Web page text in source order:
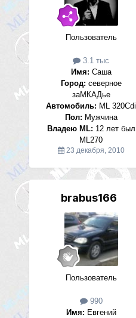
Пользователь
3.1 тыс
Имя: Саша
Город: северное
заМКАДье
Автомобиль: ML 320Cdi
Пол: Мужчина
Владею ML: 12 лет был
ML270
23 декабря, 2010
brabus166
Пользователь
990
Имя: Евгений